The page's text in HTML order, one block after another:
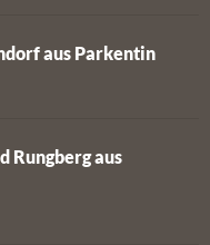
aus Parkentin
Rungberg aus